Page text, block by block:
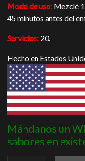
Modo de uso: Mezclé
45 minutos antes del
Servicios: 20.
Hecho en Estados
Mándanos un
sabores en